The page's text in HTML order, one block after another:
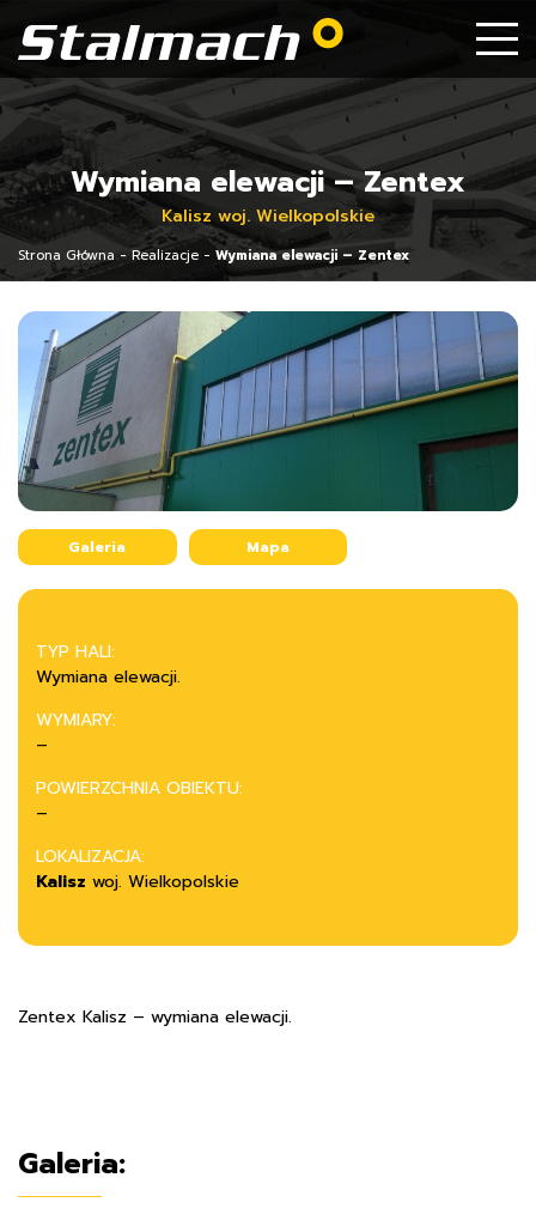
Wymiana elewacji – Zentex
Kalisz woj. Wielkopolskie
Strona Główna - Realizacje - Wymiana elewacji – Zentex
Galeria Mapa
TYP HALI:
Wymiana elewacji.
WYMIARY:
–
POWIERZCHNIA OBIEKTU:
–
LOKALIZACJA:
Kalisz woj. Wielkopolskie
Zentex Kalisz – wymiana elewacji.
Galeria: